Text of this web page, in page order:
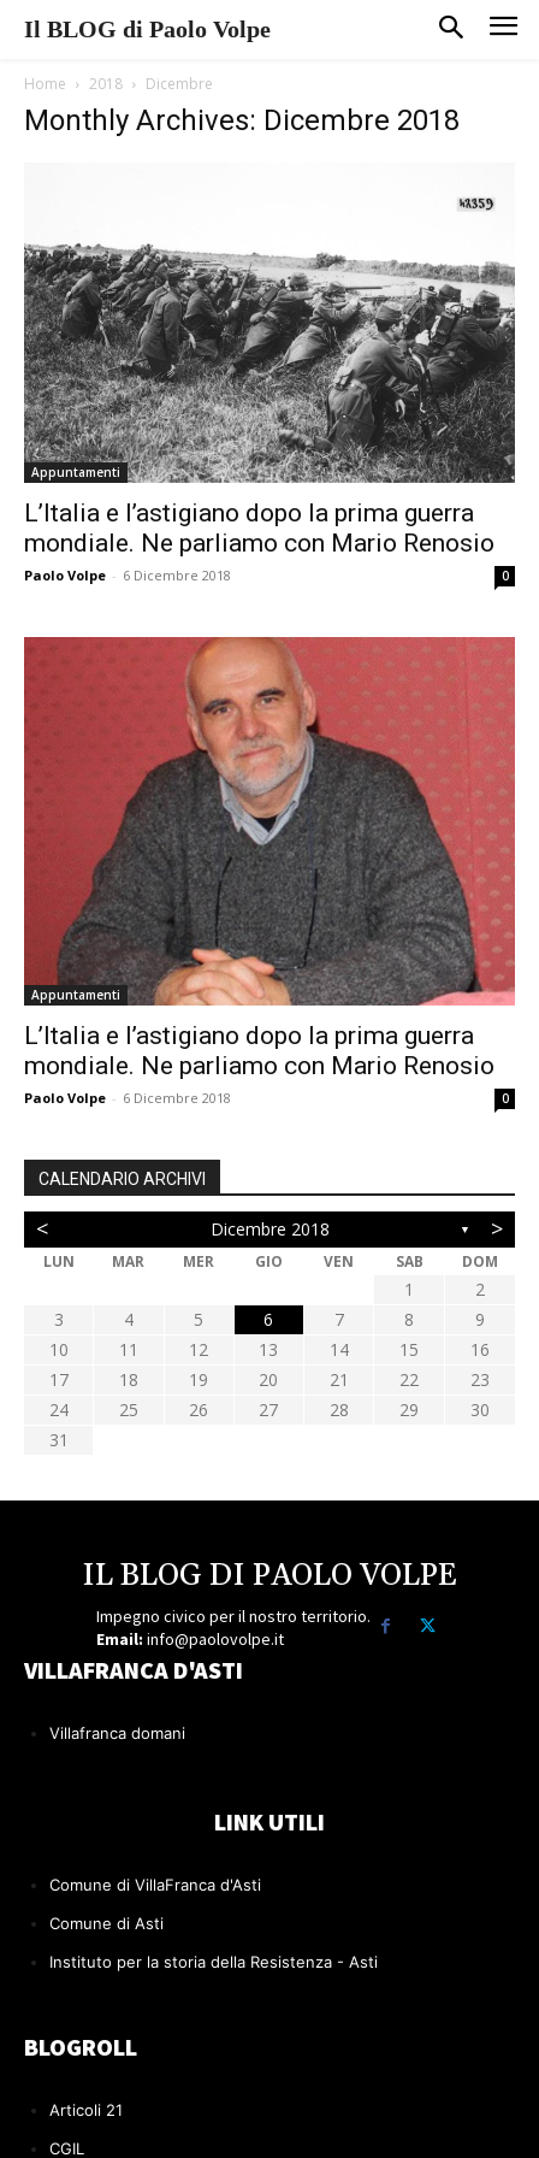
Il BLOG di Paolo Volpe
Home 2018 Dicembre
Monthly Archives: Dicembre 2018
Appuntamenti
L’Italia e l’astigiano dopo la prima guerra
mondiale. Ne parliamo con Mario Renosio
Paolo Volpe - 6 Dicembre 2018 0
Appuntamenti
L’Italia e l’astigiano dopo la prima guerra
mondiale. Ne parliamo con Mario Renosio
Paolo Volpe - 6 Dicembre 2018 0
CALENDARIO ARCHIVI
< Dicembre 2018 ▼ >
LUN MAR MER GIO VEN SAB DOM
1
2
3
4 5 6 7 8
9
10
11 12 13 14 15
16
17
18 19 20 21 22
23
24
25 26 27 28 29
30
31
IL BLOG DI PAOLO VOLPE
Impegno civico per il nostro territorio.
Email: info@paolovolpe.it
VILLAFRANCA D'ASTI
Villafranca domani
LINK UTILI
Comune di VillaFranca d'Asti
Comune di Asti
Instituto per la storia della Resistenza - Asti
BLOGROLL
Articoli 21
CGIL